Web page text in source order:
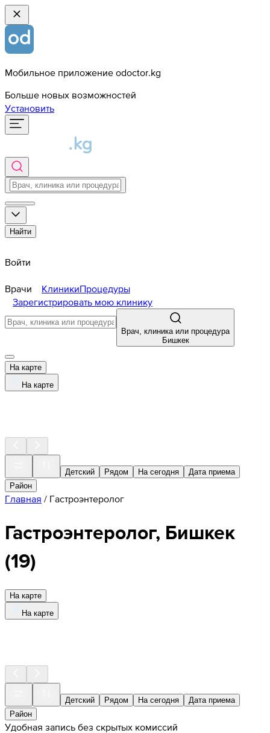
Мобильное приложение odoctor.kg
Больше новых возможностей
Установить
Найти
Войти
Врачи КлиникиПроцедуры
Зарегистрировать мою клинику
Врач, клиника или процедура
Бишкек
На карте
На карте
Детский Рядом На сегодня
Дата приема
Район
Главная / Гастроэнтеролог
Гастроэнтеролог, Бишкек
(19)
На карте
На карте
Детский Рядом На сегодня
Дата приема
Район
Удобная запись без скрытых комиссий